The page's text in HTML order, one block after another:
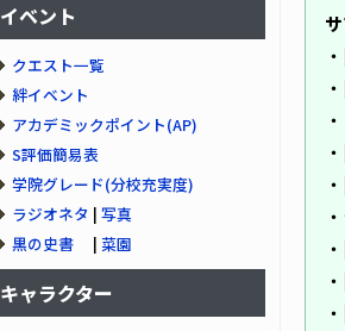
イベント
クエスト一覧
絆イベント
アカデミックポイント(AP)
S評価簡易表
学院グレード(分校充実度)
ラジオネタ | 写真
黒の史書 | 菜園
キャラクター